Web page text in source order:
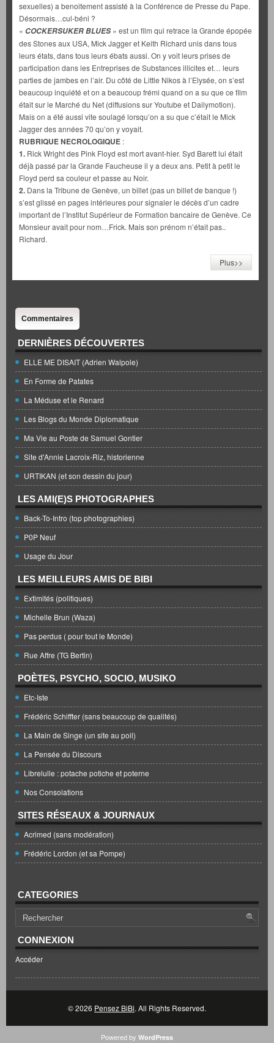
sexuelles) a benoitement assisté à la Conférence de Presse du Pape.
Désormais…cul-béni ?
« COCKERSUKER BLUES » est un film qui retrace la Grande épopée
des Stones aux USA, Mick Jagger et Keith Richard unis dans tous
leurs états, dans tous leurs ébats aussi. On y voit leurs prises de
participation dans les Entreprises de Substances illicites et… leurs
parties de jambes en l’air. Du côté de Little Nikos à l’Elysée, on s’est
beaucoup inquiété et on a beaucoup frémi quand on a su que ce film
était sur le Marché du Net (diffusions sur Youtube et Dailymotion).
Mais on a été aussi vite soulagé lorsqu’on a su que c’était le Mick
Jagger des années 70 qu’on y voyait.
RUBRIQUE NECROLOGIQUE :
1. Rick Wright des Pink Floyd est mort avant-hier. Syd Barett lui était
déjà passé par la Grande Faucheuse il y a deux ans. Petit à petit le
Floyd perd sa couleur et passe au Noir.
2. Dans la Tribune de Genève, un billet (pas un billet de banque !)
s’est glissé en pages intérieures pour signaler le décès d’un cadre
important de l’Institut Supérieur de Formation bancaire de Genève. Ce
Monsieur avait pour nom…Frick. Mais son prénom n’était pas..
Richard.
Plus>>
Commentaires
DERNIÈRES DÉCOUVERTES
ELLE ME DISAIT (Adrien Walpole)
En Forme de Patates
La Méduse et le Renard
Les Blogs du Monde Diplomatique
Ma Vie au Poste de Samuel Gontier
Site d'Annie Lacroix-Riz, historienne
URTIKAN (et son dessin du jour)
LES AMI(E)S PHOTOGRAPHES
Back-To-Intro (top photographies)
P0P Neuf
Usage du Jour
LES MEILLEURS AMIS DE BIBI
Extimités (politiques)
Michelle Brun (Waza)
Pas perdus ( pour tout le Monde)
Rue Affre (TG Bertin)
POÈTES, PSYCHO, SOCIO, MUSIKO
Etc-Iste
Frédéric Schiffter (sans beaucoup de qualités)
La Main de Singe (un site au poil)
La Pensée du Discours
Librelulle : potache potiche et poterne
Nos Consolations
SITES RÉSEAUX & JOURNAUX
Acrimed (sans modération)
Frédéric Lordon (et sa Pompe)
CATEGORIES
CONNEXION
Accéder
© 2026 Pensez BiBi. All Rights Reserved.
Powered by WordPress